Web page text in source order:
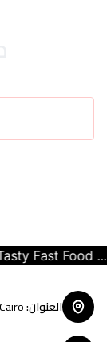
Fast Food ...
العنوان: